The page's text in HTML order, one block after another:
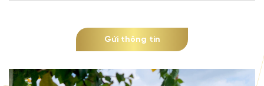
Gửi thông tin